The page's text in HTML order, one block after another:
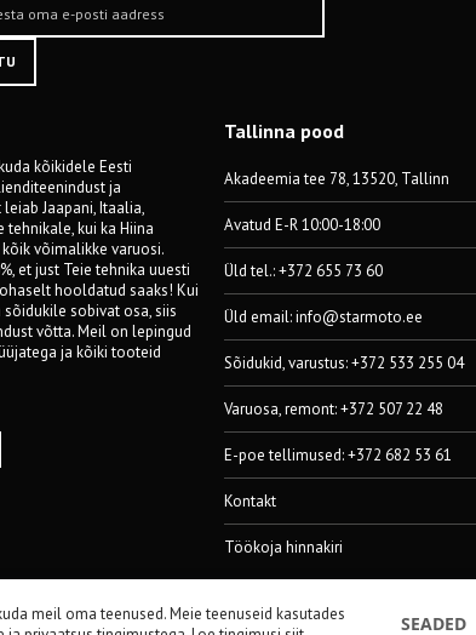
kõikidele Eesti
ja
Jaapani, Itaalia,
kui ka Hiina
võimalikke varuosi.
et just Teie tehnika uuesti
hooldatud saaks! Kui
sobivat osa, siis
võtta. Meil on lepingud
ja kõiki tooteid
Tallinna pood
Akadeemia tee 78, 13520, Tallinn
Avatud E-R 10:00-18:00
Üld tel.: +372 655 73 60
Üld email:info@starmoto.ee
Sõidukid, varustus: +372 533 255 04
Varuosa, remont: +372 507 22 48
E-poe tellimused: +372 682 53 61
Kontakt
Töökoja hinnakiri
meil oma teenused. Meie teenuseid kasutades
SEADED